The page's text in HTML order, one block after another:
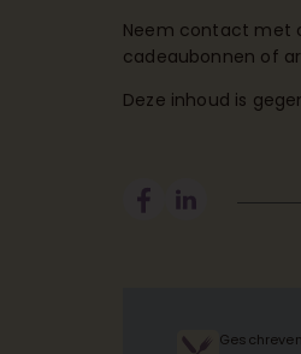
Neem contact met
cadeaubonnen of
Deze inhoud is